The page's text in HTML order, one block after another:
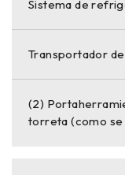
Sistema de
Transportador
(2)
torreta (como se